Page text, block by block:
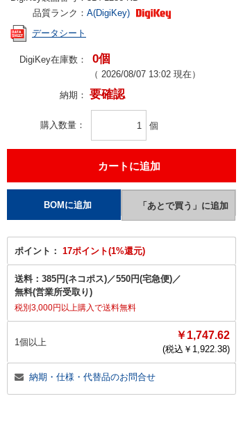
品質ランク： A(DigiKey)
データシート
DigiKey在庫数： 0個
（ 2026/08/07 13:02 現在）
納期： 要確認
購入数量 個
ポイント： 17ポイント(1%還元)
送料： 385円(ネコポス)／550円(宅急便)／
無料(営業所受取り)
税別3,000円以上購入で送料無料
1個以上
￥1,747.62
(税込￥ 1,922.38)
納期・仕様・代替品のお問合せ